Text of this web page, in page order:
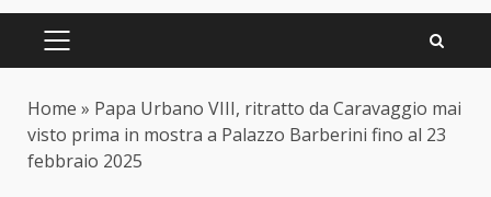
PRIMARY
Home » Papa Urbano VIII, ritratto da Caravaggio mai
visto prima in mostra a Palazzo Barberini fino al 23
febbraio 2025